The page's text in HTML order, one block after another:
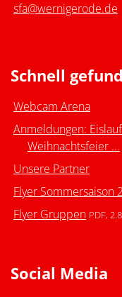
sfa@wernigerode.de
Schnell
Webcam Arena
Anmeldungen:
Weihnachtsfeier ...
Unsere Partner
Flyer Sommersaison
Flyer Gruppen PDF,
Social Media